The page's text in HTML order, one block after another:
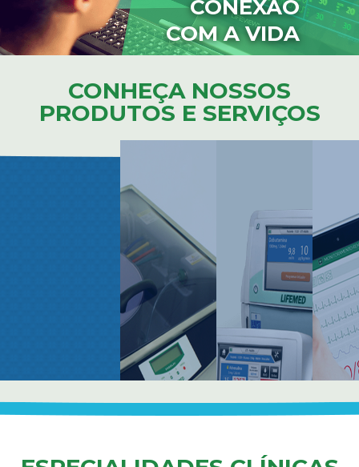
CONEXÃO
COM A VIDA
CONHEÇA NOSSOS
PRODUTOS E SERVIÇOS